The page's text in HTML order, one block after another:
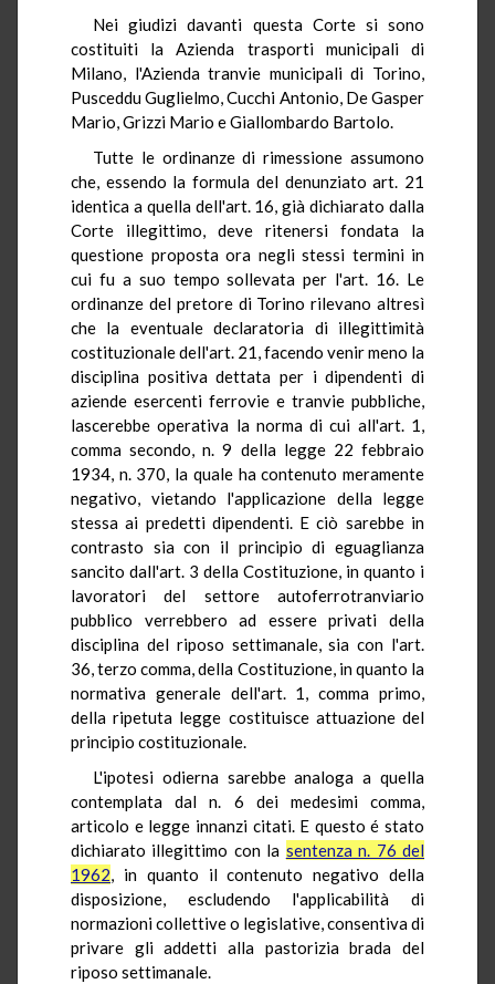
Nei giudizi davanti questa Corte si sono
costituiti la Azienda trasporti municipali di
Milano, l'Azienda tranvie municipali di Torino,
Pusceddu Guglielmo, Cucchi Antonio, De Gasper
Mario, Grizzi Mario e Giallombardo Bartolo.
Tutte le ordinanze di rimessione assumono
che, essendo la formula del denunziato art. 21
identica a quella dell'art. 16, già dichiarato dalla
Corte illegittimo, deve ritenersi fondata la
questione proposta ora negli stessi termini in
cui fu a suo tempo sollevata per l'art. 16. Le
ordinanze del pretore di Torino rilevano altresì
che la eventuale declaratoria di illegittimità
costituzionale dell'art. 21, facendo venir meno la
disciplina positiva dettata per i dipendenti di
aziende esercenti ferrovie e tranvie pubbliche,
lascerebbe operativa la norma di cui all'art. 1,
comma secondo, n. 9 della legge 22 febbraio
1934, n. 370, la quale ha contenuto meramente
negativo, vietando l'applicazione della legge
stessa ai predetti dipendenti. E ciò sarebbe in
contrasto sia con il principio di eguaglianza
sancito dall'art. 3 della Costituzione, in quanto i
lavoratori del settore autoferrotranviario
pubblico verrebbero ad essere privati della
disciplina del riposo settimanale, sia con l'art.
36, terzo comma, della Costituzione, in quanto la
normativa generale dell'art. 1, comma primo,
della ripetuta legge costituisce attuazione del
principio costituzionale.
L'ipotesi odierna sarebbe analoga a quella
contemplata dal n. 6 dei medesimi comma,
articolo e legge innanzi citati. E questo é stato
dichiarato illegittimo con la sentenza n. 76 del
1962, in quanto il contenuto negativo della
disposizione, escludendo l'applicabilità di
normazioni collettive o legislative, consentiva di
privare gli addetti alla pastorizia brada del
riposo settimanale.